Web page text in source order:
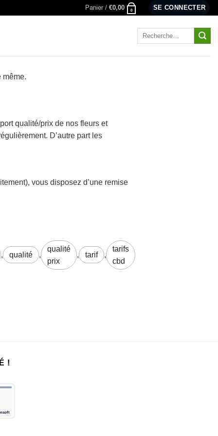
Panier / €0,00 0 SE CONNECTER
Recherche
même.
qualité/prix de nos fleurs et
D’autre part les
vous disposez d’une remise
, qualité ,
qualité
prix
, tarif ,
tarifs
cbd
!